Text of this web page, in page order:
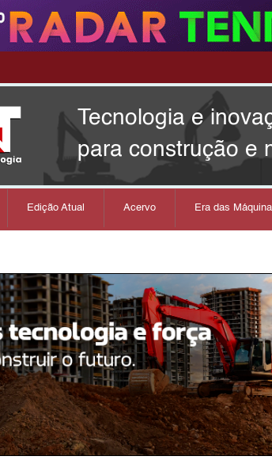
Tecnologia e
para construção e
Edição Atual Acervo Era das